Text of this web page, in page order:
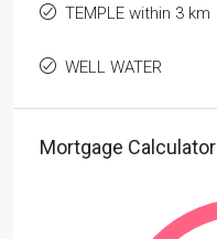
TEMPLE within 3 km
WELL WATER
Mortgage Calculator